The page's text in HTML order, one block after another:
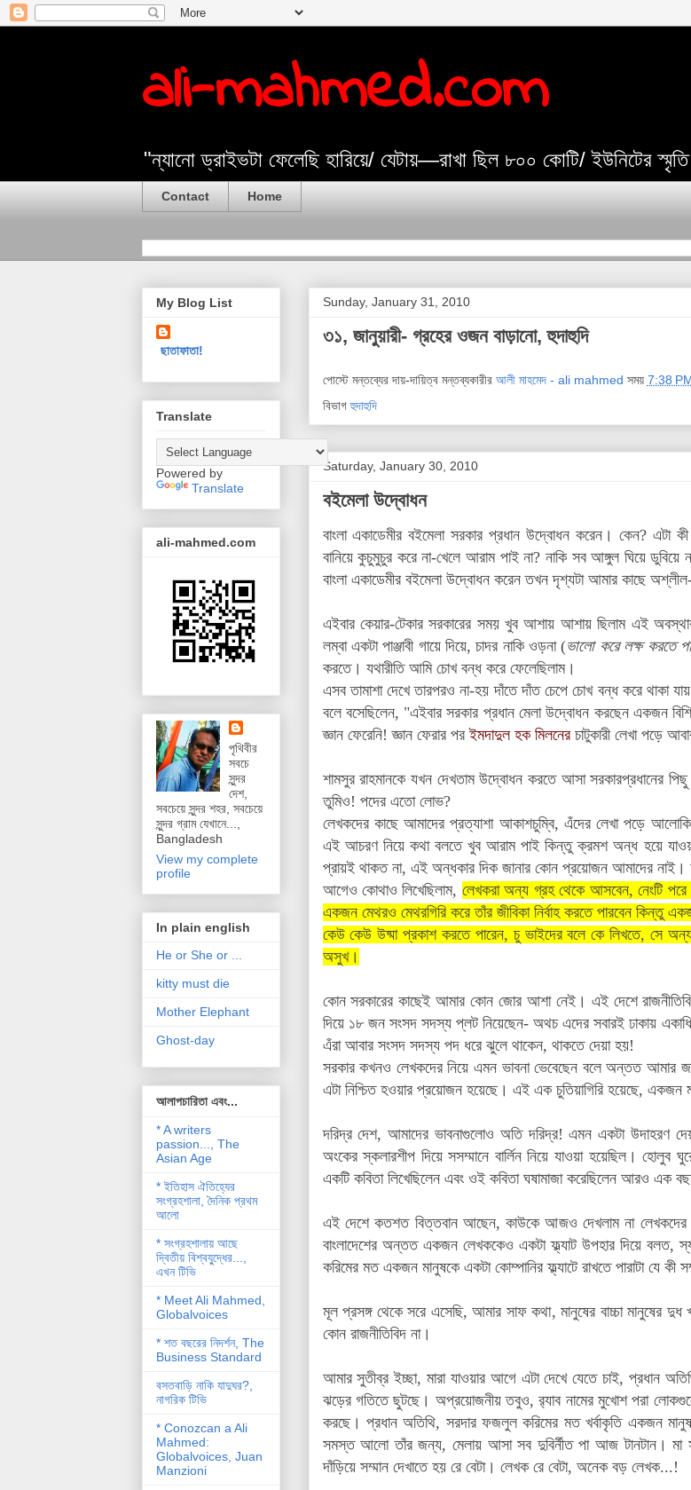
ali-mahmed.com
"ন্যানো ড্রাইভটা ফেলেছি হারিয়ে/ যেটায়—রাখা ছিল ৮০০ কোটি/ ইউনিটের
Contact Home
Sunday, January 31, 2010
৩১, জানুয়ারী- গ্রহের ওজন বাড়ানো, হুদাহুদি
পোস্টে মন্তব্যের দায়-দায়িত্ব মন্তব্যকারীর আলী মাহমেদ - ali mahmed সময় 7:38
বিভাগহুদাহুদি
Saturday, January 30, 2010
বইমেলা উদ্বোধন
বাংলা একাডেমীর বইমেলা সরকার প্রধান উদ্বোধন করেন। কেন? এটা
বানিয়ে কুচুমুচুর করে না-খেলে আরাম পাই না? নাকি সব আঙ্গুল ঘিয়ে
বাংলা একাডেমীর বইমেলা উদ্বোধন করেন তখন দৃশ্যটা আমার কাছে
এইবার কেয়ার-টেকার সরকারের সময় খুব আশায় আশায় ছিলাম এই
লম্বা একটা পাঞ্জাবী গায়ে দিয়ে, চাদর নাকি ওড়না (ভালো করে লক্ষ করতে
করতে। যথারীতি আমি চোখ বন্ধ করে ফেলেছিলাম।
এসব তামাশা দেখে তারপরও না-হয় দাঁতে দাঁত চেপে চোখ বন্ধ করে থাকা
বলে বসেছিলেন, "এইবার সরকার প্রধান মেলা উদ্বোধন করছেন একজন
জ্ঞান ফেরেনি! জ্ঞান ফেরার পরইমদাদুল হক মিলনেরচাটুকারী লেখা পড়ে
শামসুর রাহমানকে যখন দেখতাম উদ্বোধন করতে আসা সরকারপ্রধানের
তুমিও! পদের এতো লোভ?
লেখকদের কাছে আমাদের প্রত্যাশা আকাশচুম্বি, এঁদের লেখা পড়ে
এই আচরণ নিয়ে কথা বলতে খুব আরাম পাই কিন্তু ক্রমশ অন্ধ হয়ে
প্রায়ই থাকত না, এই অন্ধকার দিক জানার কোন প্রয়োজন আমাদের নাই।
আগেও কোথাও লিখেছিলাম, লেখকরা অন্য গ্রহ থেকে আসবেন, নেংটি
একজন মেথরও মেথরগিরি করে তাঁর জীবিকা নির্বাহ করতে পারবেন কিন্তু
কেউ কেউ উষ্মা প্রকাশ করতে পারেন, চু ভাইদের বলে কে লিখতে, সে
অসুখ।
কোন সরকারের কাছেই আমার কোন জোর আশা নেই। এই দেশে
দিয়ে ১৮ জন সংসদ সদস্য প্লট নিয়েছেন- অথচ এদের সবারই ঢাকায়
এঁরা আবার সংসদ সদস্য পদ ধরে ঝুলে থাকেন, থাকতে দেয়া হয়!
সরকার কখনও লেখকদের নিয়ে এমন ভাবনা ভেবেছেন বলে অন্তত আমার
এটা নিশ্চিত হওয়ার প্রয়োজন হয়েছে। এই এক চুতিয়াগিরি হয়েছে,
দরিদ্র দেশ, আমাদের ভাবনাগুলোও অতি দরিদ্র! এমন একটা উদাহরণ
অংকের স্কলারশীপ দিয়ে সসম্মানে বার্লিন নিয়ে যাওয়া হয়েছিল।
একটি কবিতা লিখেছিলেন এবং ওই কবিতা ঘষামাজা করেছিলেন আরও এক
এই দেশে কতশত বিত্তবান আছেন, কাউকে আজও দেখলাম না
বাংলাদেশের অন্তত একজন লেখককেও একটা ফ্ল্যাট উপহার দিয়ে বলত,
করিমের মত একজন মানুষকে একটা কোম্পানির ফ্ল্যাটে রাখতে পারাটা যে কী
মূল প্রসঙ্গ থেকে সরে এসেছি, আমার সাফ কথা, মানুষের বাচ্চা মানুষের
কোন রাজনীতিবিদ না।
আমার সুতীব্র ইচ্ছা, মারা যাওয়ার আগে এটা দেখে যেতে চাই, প্রধান
ঝড়ের গতিতে ছুটছে। অপ্রয়োজনীয় তবুও, র‌্যাব নামের মুখোশ পরা
করছে। প্রধান অতিথি, সরদার ফজলুল করিমের মতখর্বাকৃতি একজন
সমস্ত আলো তাঁর জন্য, মেলায় আসা সব দুবির্নীত পা আজ টানটান। মা
দাঁড়িয়ে সম্মান দেখাতে হয় রে বেটা। লেখক রে বেটা, অনেক বড় লেখক...!
My Blog List
ছাতাফাতা!
Translate
Powered by
Translate
ali-mahmed.com
পৃথিবীর
সবচে
সুন্দর
দেশ,
সবচেয়ে সুন্দর শহর, সবচেয়ে
সুন্দর গ্রাম যেখানে...,
Bangladesh
View my complete
profile
In plain english
He or She or ...
kitty must die
Mother Elephant
Ghost-day
আলাপচারিতা এবং...
* A writers
passion..., The
Asian Age
* ইতিহাস ঐতিহ্যের
সংগ্রহশালা, দৈনিক প্রথম
আলো
* সংগ্রহশালায় আছে
দ্বিতীয় বিশ্বযু্দ্ধের...,
এখন টিভি
* Meet Ali Mahmed,
Globalvoices
* শত বছরের নিদর্শন, The
Business Standard
বসতবাড়ি নাকি যাদুঘর?,
নাগরিক টিভি
* Conozcan a Ali
Mahmed:
Globalvoices, Juan
Manzioni